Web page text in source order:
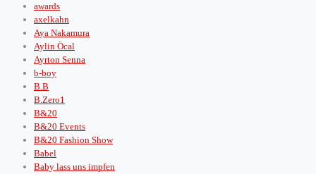
awards
axelkahn
Aya Nakamura
Aylin Öcal
Ayrton Senna
b-boy
B.B
B.Zero1
B&20
B&20 Events
B&20 Fashion Show
Babel
Baby lass uns impfen